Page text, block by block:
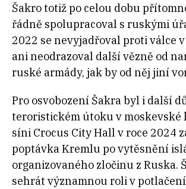
Šakro totiž po celou dobu
řádně spolupracoval s ruskými
2022 se nevyjadřoval proti válce
ani neodrazoval další vězně od
ruské armády, jak by od něj jiní
Pro osvobození Šakra byl i další
teroristickém útoku v moskevské
síni Crocus City Hall v roce 2024
poptávka Kremlu po vytěsnění
organizovaného zločinu z Ruska.
sehrát významnou roli v potlačení